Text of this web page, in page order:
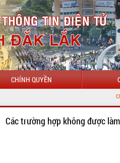
CHÍNH QUYỀN
CHÀO
Các trường hợp không được